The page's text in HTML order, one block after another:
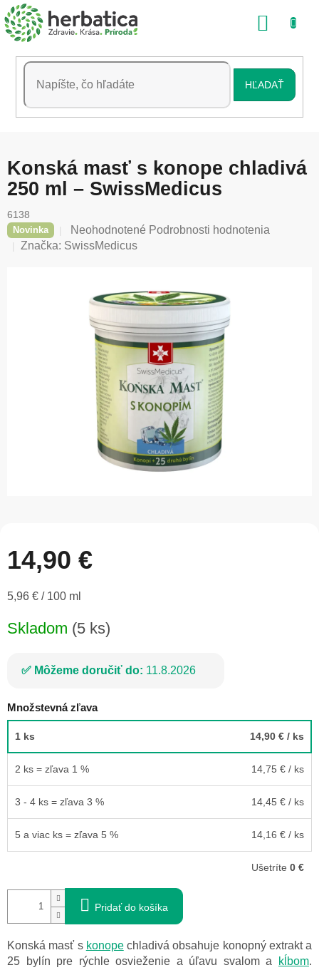
Prejsť
na
obsah
HĽADAŤ
Konská masť s konope chladivá
250 ml – SwissMedicus
6138
Novinka
Priemerné
hodnotenie
hviezdičiek.
Neohodnotené Podrobnosti hodnotenia
Značka: SwissMedicus
14,90 €
Jednotková
5,96 € / 100 ml
Skladom (5 ks)
Môžeme doručiť do: 11.8.2026
Množstevná zľava
1 ks 14,90 € / ks
2 ks = zľava 1 % 14,75 € / ks
3 - 4 ks = zľava 3 % 14,45 € / ks
5 a viac ks = zľava 5 % 14,16 € / ks
Ušetríte 0 €
Pridať do košíka
Konská masť s konopechladivá obsahuje konopný extrakt a
25 bylín pre rýchle osvieženie a úľavu svalom a
kĺbom.